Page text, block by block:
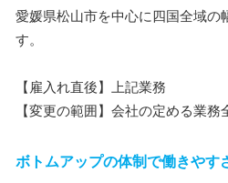
愛媛県松山市を中心に四国全域の
す。
【雇入れ直後】上記業務
【変更の範囲】会社の定める業務
ボトムアップの体制で働きやす